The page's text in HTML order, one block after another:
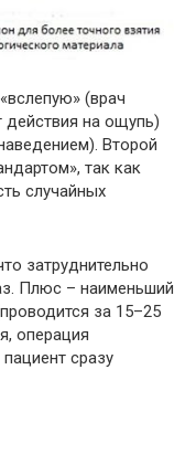
(врач
действия на ощупь)
Второй
так как
случайных
затруднительно
Плюс – наименьший
за 15–25
операция
сразу